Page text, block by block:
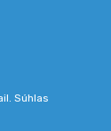
Súhlas